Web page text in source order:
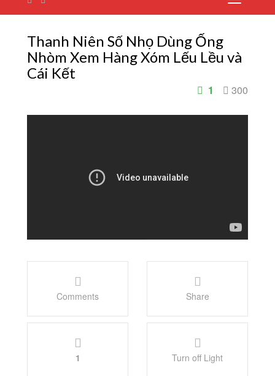
Thanh Niên Số Nhọ Dùng Ống
Nhòm Xem Hàng Xóm Lếu Lều và
Cái Kết
300
1
Comments Share
1 Turn off Light